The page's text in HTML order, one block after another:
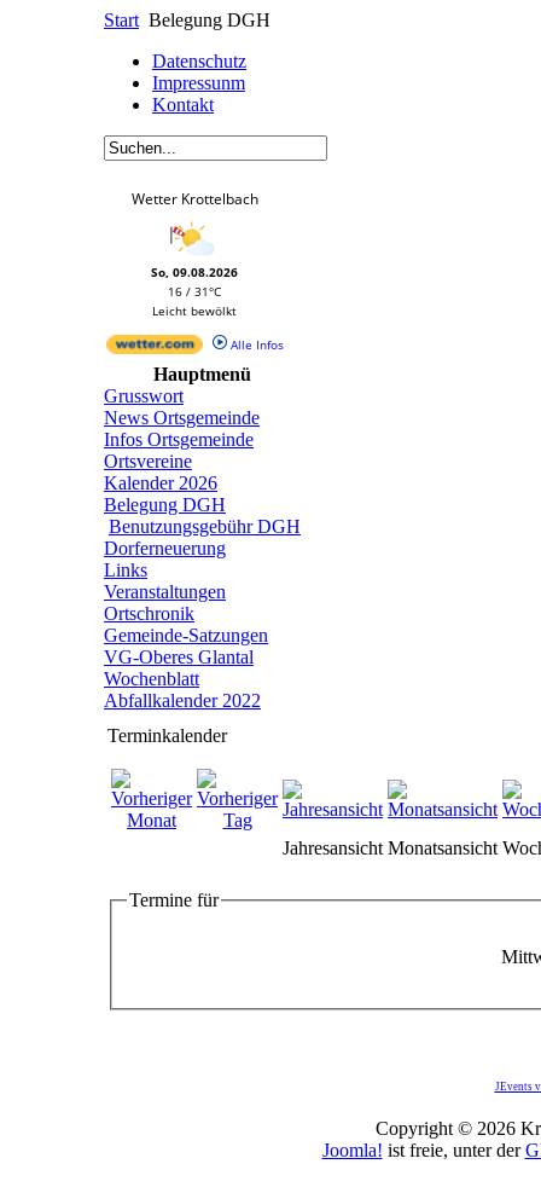
Start Belegung DGH
Datenschutz
Impressunm
Kontakt
Wetter Krottelbach
So, 09.08.2026
16 / 31°C
Leicht bewölkt
Alle Infos
Hauptmenü
Grusswort
News Ortsgemeinde
Infos Ortsgemeinde
Ortsvereine
Kalender 2026
Belegung DGH
Benutzungsgebühr DGH
Dorferneuerung
Links
Veranstaltungen
Ortschronik
Gemeinde-Satzungen
VG-Oberes Glantal
Wochenblatt
Abfallkalender 2022
Terminkalender
Jahresansicht Monatsansicht
Termine für
JEvents
Copyright © 2026
Joomla! ist freie, unter der